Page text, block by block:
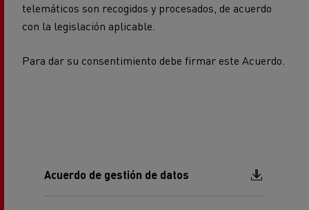
telemáticos son recogidos y procesados, de acuerdo
con la legislación aplicable.
Para dar su consentimiento debe firmar este Acuerdo.
Acuerdo de gestión de datos Document